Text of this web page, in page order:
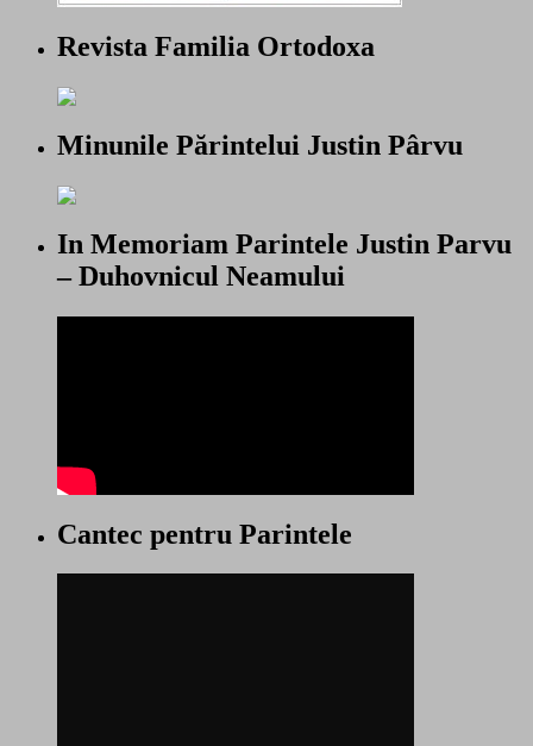
Revista Familia Ortodoxa
Minunile Părintelui Justin Pârvu
In Memoriam Parintele Justin Parvu
– Duhovnicul Neamului
Cantec pentru Parintele